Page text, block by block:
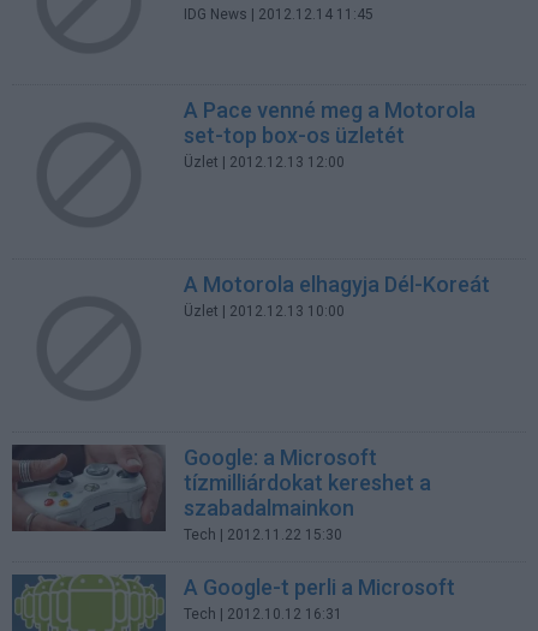
IDG News | 2012.12.14 11:45
A Pace venné meg a Motorola
set-top box-os üzletét
Üzlet | 2012.12.13 12:00
A Motorola elhagyja Dél-Koreát
Üzlet | 2012.12.13 10:00
Google: a Microsoft
tízmilliárdokat kereshet a
szabadalmainkon
Tech | 2012.11.22 15:30
A Google-t perli a Microsoft
Tech | 2012.10.12 16:31